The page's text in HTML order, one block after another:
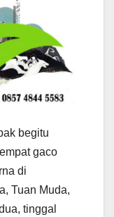
begitu
gaco
di
Tuan Muda,
tinggal